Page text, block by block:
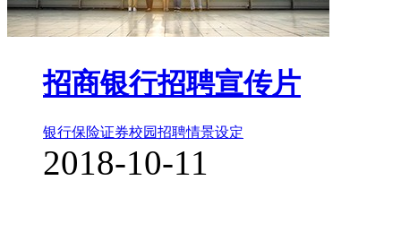
招商银行招聘宣传片
银行保险证券校园招聘情景设定
2018-10-11